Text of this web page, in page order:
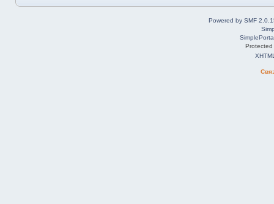
Powered by SMF